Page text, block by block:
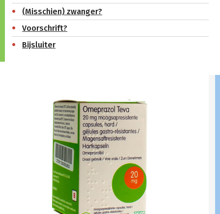
(Misschien) zwanger?
Voorschrift?
Bijsluiter